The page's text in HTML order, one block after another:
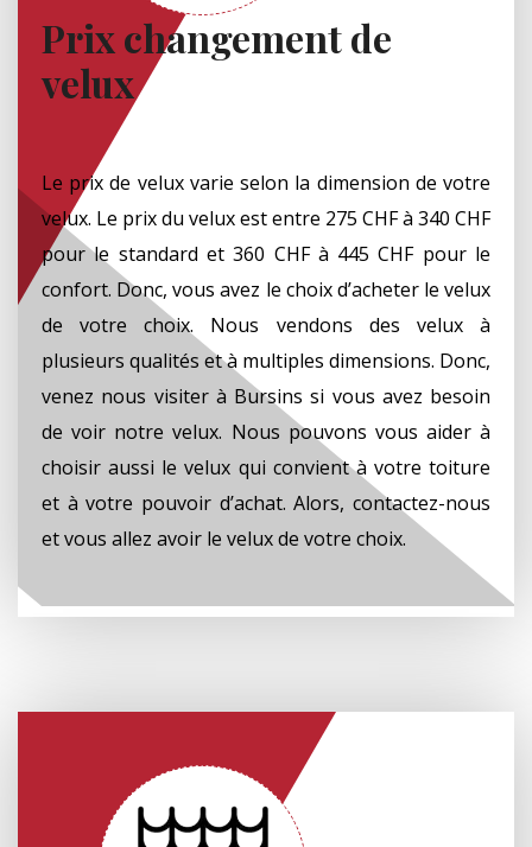
Prix changement de
velux
Le prix de velux varie selon la dimension de votre
velux. Le prix du velux est entre 275 CHF à 340 CHF
pour le standard et 360 CHF à 445 CHF pour le
confort. Donc, vous avez le choix d’acheter le velux
de votre choix. Nous vendons des velux à
plusieurs qualités et à multiples dimensions. Donc,
venez nous visiter à Bursins si vous avez besoin
de voir notre velux. Nous pouvons vous aider à
choisir aussi le velux qui convient à votre toiture
et à votre pouvoir d’achat. Alors, contactez-nous
et vous allez avoir le velux de votre choix.